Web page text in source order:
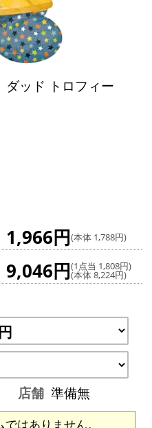
ダッド トロフィー
1,966円(本体 1,788円)
9,046円(1点当 1,808円)
(本体 8,224円)
店舗 準備無
はありません。